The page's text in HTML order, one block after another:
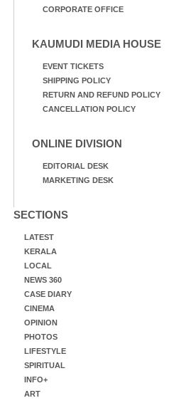
CORPORATE OFFICE
KAUMUDI MEDIA HOUSE
EVENT TICKETS
SHIPPING POLICY
RETURN AND REFUND POLICY
CANCELLATION POLICY
ONLINE DIVISION
EDITORIAL DESK
MARKETING DESK
SECTIONS
LATEST
KERALA
LOCAL
NEWS 360
CASE DIARY
CINEMA
OPINION
PHOTOS
LIFESTYLE
SPIRITUAL
INFO+
ART